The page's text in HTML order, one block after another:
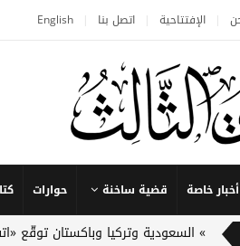
الإفتتاحية اتصل بنا English
أخبار خاصة قضية ساخنة حوارات
السعودية وتركيا وباكستان توقّع